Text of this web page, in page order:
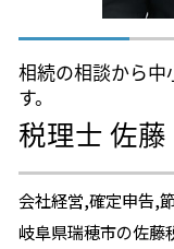
相続の相談から中
す。
税理士 佐藤
会社経営,確定申告,
岐阜県瑞穂市の佐藤